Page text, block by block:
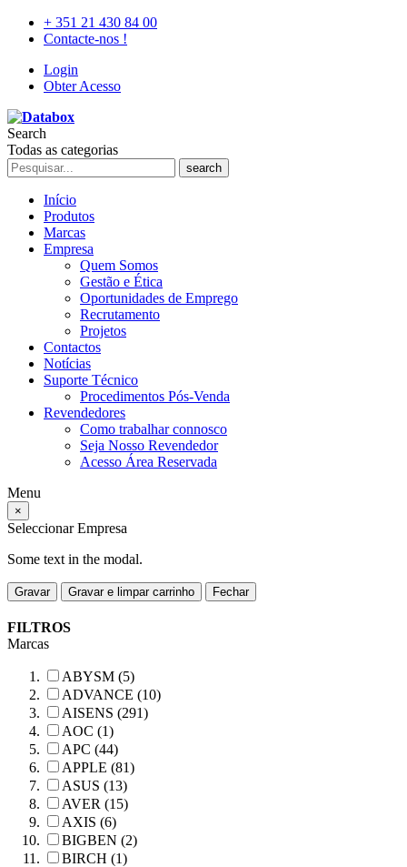
+ 351 21 430 84 00
Contacte-nos !
Login
Obter Acesso
Search
Todas as categorias
search
Início
Produtos
Marcas
Empresa
Quem Somos
Gestão e Ética
Oportunidades de Emprego
Recrutamento
Projetos
Contactos
Notícias
Suporte Técnico
Procedimentos Pós-Venda
Revendedores
Como trabalhar connosco
Seja Nosso Revendedor
Acesso Área Reservada
Menu
×
Seleccionar Empresa
Some text in the modal.
Gravar Gravar e limpar carrinho Fechar
FILTROS
Marcas
ABYSM (5)
ADVANCE (10)
AISENS (291)
AOC (1)
APC (44)
APPLE (81)
ASUS (13)
AVER (15)
AXIS (6)
BIGBEN (2)
BIRCH (1)